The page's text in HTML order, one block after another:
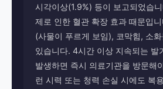
시각이상(1.9%) 등이 보고되었습
제로 인한 혈관 확장 효과 때문입
(사물이 푸르게 보임), 코막힘, 소
있습니다. 4시간 이상 지속되는 발
발생하면 즉시 의료기관을 방문해
런 시력 또는 청력 손실 시에도 복